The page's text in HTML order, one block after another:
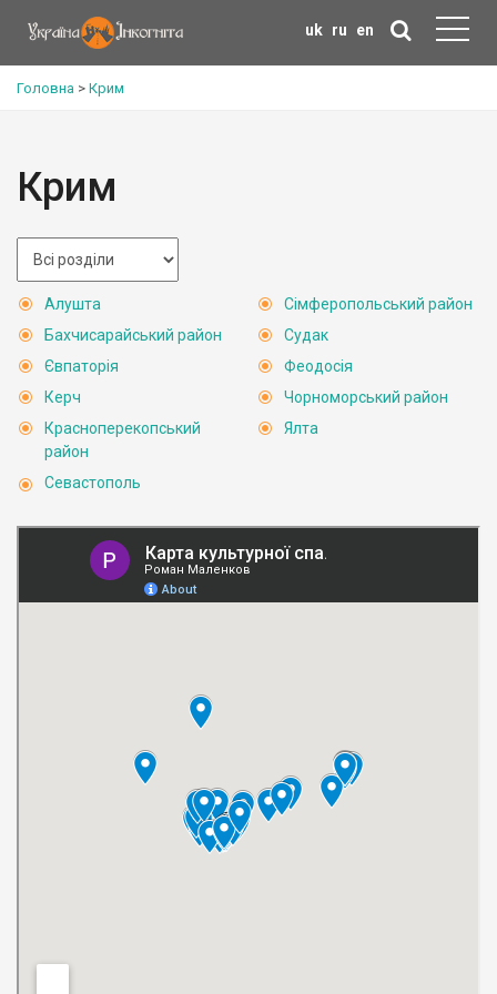
uk ru en
Головна > Крим
Крим
Алушта
Бахчисарайський район
Євпаторія
Керч
Красноперекопський
район
Севастополь
Сімферопольський район
Судак
Феодосія
Чорноморський район
Ялта